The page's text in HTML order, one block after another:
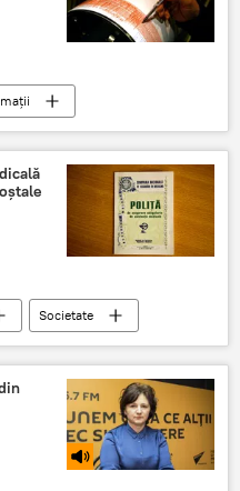
Cutremure tot mai frecvente în România, resimțite și în Republica Moldova
Societate